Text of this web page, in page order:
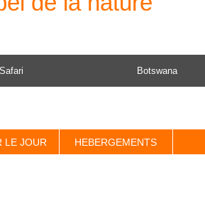
Safari Botswana
LE JOUR HEBERGEMENTS